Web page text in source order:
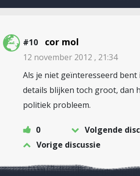
#10 cor mol
12 november 2012 , 21:34
Als je niet geïnteresseerd bent
details blijken toch groot, dan
politiek probleem.
0
Volgende
Vorige discussie